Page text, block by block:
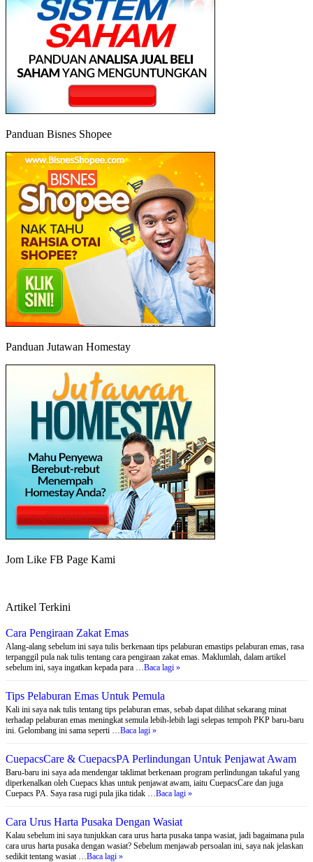
Panduan Bisnes Shopee
Panduan Jutawan Homestay
Jom Like FB Page Kami
Artikel Terkini
Cara Pengiraan Zakat Emas
Alang-alang sebelum ini saya tulis berkenaan tips pelaburan emastips pelaburan emas, rasa
terpanggil pula nak tulis tentang cara pengiraan zakat emas. Maklumlah, dalam artikel
sebelum ini, saya ingatkan kepada para …Baca lagi »
Tips Pelaburan Emas Untuk Pemula
Kali ini saya nak tulis tentang tips pelaburan emas, sebab dapat dilihat sekarang minat
terhadap pelaburan emas meningkat semula lebih-lebih lagi selepas tempoh PKP baru-baru
ini. Gelombang ini sama seperti …Baca lagi »
CuepacsCare & CuepacsPA Perlindungan Untuk Penjawat Awam
Baru-baru ini saya ada mendengar taklimat berkenaan program perlindungan takaful yang
diperkenalkan oleh Cuepacs khas untuk penjawat awam, iaitu CuepacsCare dan juga
Cuepacs PA. Saya rasa rugi pula jika tidak …Baca lagi »
Cara Urus Harta Pusaka Dengan Wasiat
Kalau sebelum ini saya tunjukkan cara urus harta pusaka tanpa wasiat, jadi bagaimana pula
cara urus harta pusaka dengan wasiat? Sebelum menjawab persoalan ini, saya nak jelaskan
sedikit tentang wasiat …Baca lagi »